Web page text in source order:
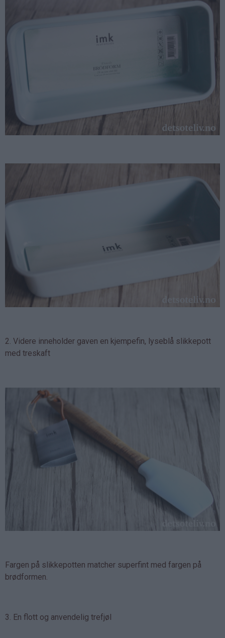
2. Videre inneholder gaven en kjempefin, lyseblå slikkepott
med treskaft
Fargen på slikkepotten matcher superfint med fargen på
brødformen.
3. En flott og anvendelig trefjøl